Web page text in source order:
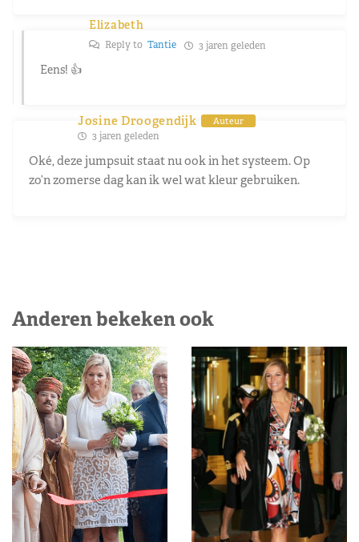
Elizabeth
Reply to Tantie 3 jaren geleden
Eens! 👍
Josine Droogendijk Auteur
3 jaren geleden
Oké, deze jumpsuit staat nu ook in het systeem. Op
zo’n zomerse dag kan ik wel wat kleur gebruiken.
Anderen bekeken ook